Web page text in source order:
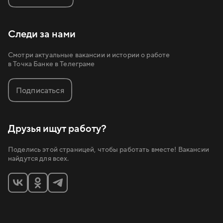
Следи за нами
Смотри актуальные вакансии и истории о работе
в Точка Банке в Телеграме
Подписаться
Друзья ищут работу?
Поделись этой страницей, чтобы работать вместе! Вакансии
найдутся для всех.